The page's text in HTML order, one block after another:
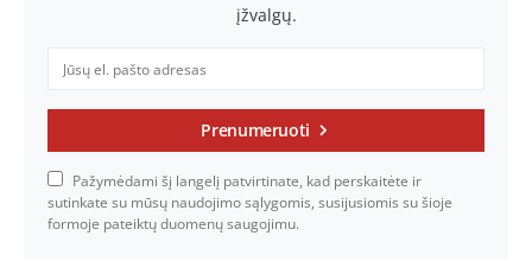
įžvalgų.
Prenumeruoti
Pažymėdami šį langelį patvirtinate, kad perskaitėte ir
sutinkate su mūsų naudojimo sąlygomis, susijusiomis su šioje
formoje pateiktų duomenų saugojimu.